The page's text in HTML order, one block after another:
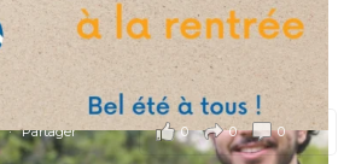
qui allient excellence technologique et
au cœur de notre pro
0 0 0
· Partager